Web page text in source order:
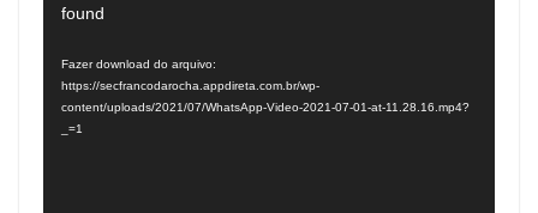
defound
Fazer download do arquivo:
https://secfrancodarocha.appdireta.com.br/wp-
content/uploads/2021/07/WhatsApp-Video-2021-07-01-at-11.28.16.mp4?
_=1